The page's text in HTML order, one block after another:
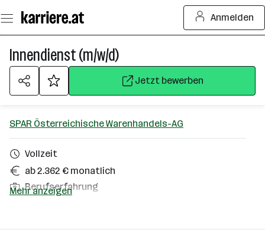
Seiteninhalt
springen
Anmelden
Innendienst (m/w/d)
Jetzt bewerben
SPAR Österreichische Warenhandels-AG
Vollzeit
ab 2.362 € monatlich
Berufserfahrung
Mehr anzeigen